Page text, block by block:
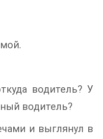
водитель? У
водитель?
и выглянул в